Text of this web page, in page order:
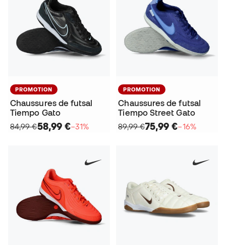
PROMOTION
Chaussures de futsal
Tiempo Gato
84,99 €58,99 €−31%
PROMOTION
Chaussures de futsal
Tiempo Street Gato
89,99 €75,99 €−16%